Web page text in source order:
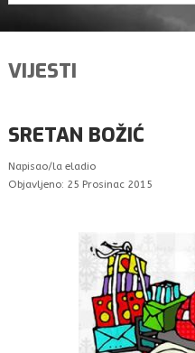
VIJESTI
SRETAN BOŽIĆ
Napisao/la eladio
Objavljeno: 25 Prosinac 2015